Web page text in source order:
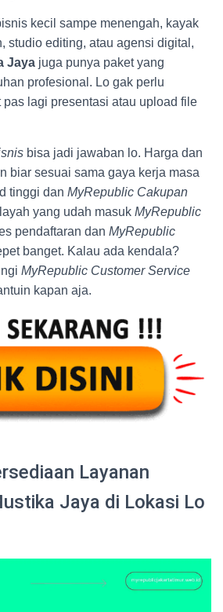
kecil sampe menengah, kayak
studio editing, atau agensi digital,
Jaya juga punya paket yang
profesional. Lo gak perlu
pas lagi presentasi atau upload file
bisa jadi jawaban lo. Harga dan
biar sesuai sama gaya kerja masa
tinggi dan MyRepublic Cakupan
yang udah masuk MyRepublic
pendaftaran dan MyRepublic
banget. Kalau ada kendala?
MyRepublic Customer Service
kapan aja.
Layanan
Jaya di Lokasi Lo